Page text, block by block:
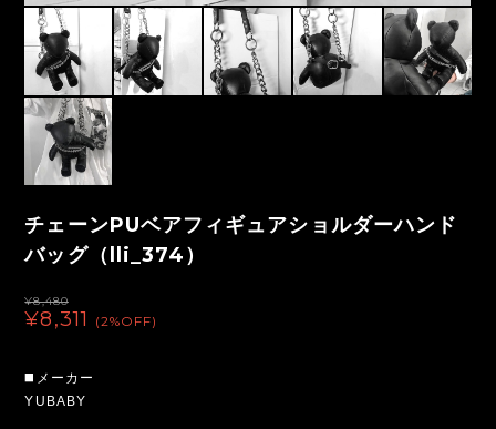
チェーンPUベアフィギュアショルダーハンド
バッグ（lli_374）
¥8,480
¥8,311 (2%OFF)
◼️メーカー
YUBABY